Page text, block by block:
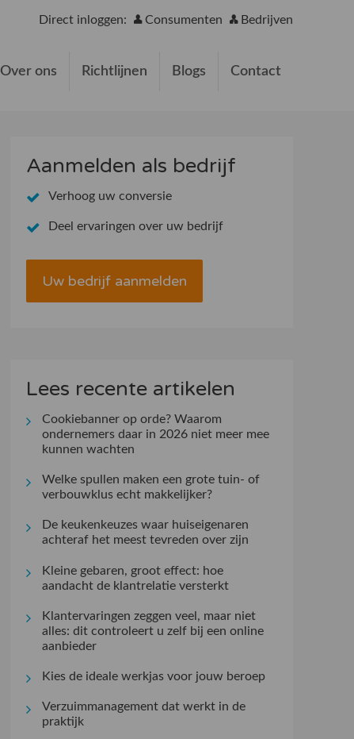
Direct inloggen: Consumenten Bedrijven
Over ons Richtlijnen Blogs Contact
Aanmelden als bedrijf
Verhoog uw conversie
Deel ervaringen over uw bedrijf
Uw bedrijf aanmelden
Lees recente artikelen
Cookiebanner op orde? Waarom
ondernemers daar in 2026 niet meer mee
kunnen wachten
Welke spullen maken een grote tuin- of
verbouwklus echt makkelijker?
De keukenkeuzes waar huiseigenaren
achteraf het meest tevreden over zijn
Kleine gebaren, groot effect: hoe
aandacht de klantrelatie versterkt
Klantervaringen zeggen veel, maar niet
alles: dit controleert u zelf bij een online
aanbieder
Kies de ideale werkjas voor jouw beroep
Verzuimmanagement dat werkt in de
praktijk